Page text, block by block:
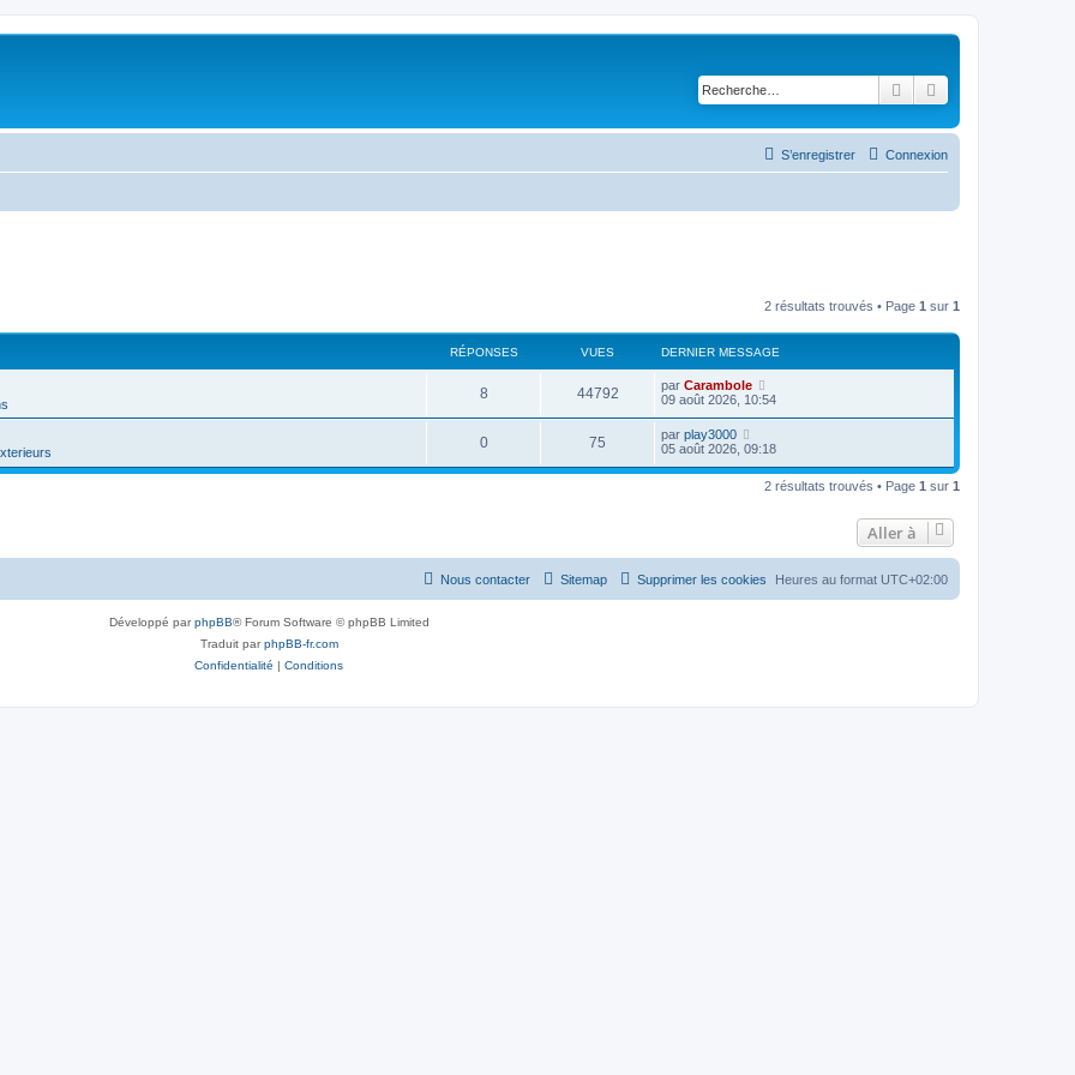
Rechercher
Connexion
S’enregistrer
2 résultats trouvés • Page 1 sur 1
RÉPONSES VUES DERNIER MESSAGE
8 44792 par Carambole
09 août 2026, 10:54
0 75 par play3000
05 août 2026, 09:18
2 résultats trouvés • Page 1 sur 1
Aller à
Heures au format UTC+02:00
Supprimer les cookies
Sitemap
Nous contacter
Développé parphpBB® Forum Software © phpBB Limited
Traduit parphpBB-fr.com
Confidentialité | Conditions